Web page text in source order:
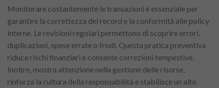
Monitorare costantemente le transazioni è essenziale per
garantire la correttezza dei record e la conformità alle policy
interne. Le revisioni regolari permettono di scoprire errori,
duplicazioni, spese errate o frodi. Questa pratica preventiva
riduce rischi finanziari e consente correzioni tempestive.
Inoltre, mostra attenzione nella gestione delle risorse,
rinforza la cultura della responsabilità e stabilisce un alto